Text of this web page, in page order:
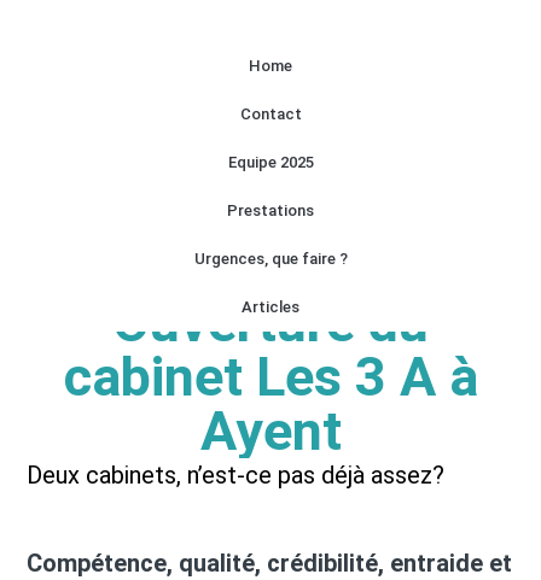
Home
Contact
Equipe 2025
Prestations
Urgences, que faire ?
Articles
Ouverture du
cabinet Les 3 A à
Ayent
Deux cabinets, n’est-ce pas déjà assez?
Compétence, qualité, crédibilité, entraide et